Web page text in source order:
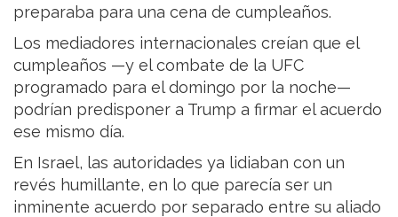
preparaba para una cena de cumpleaños.
Los mediadores internacionales creían que el
cumpleaños —y el combate de la UFC
programado para el domingo por la noche—
podrían predisponer a Trump a firmar el acuerdo
ese mismo día.
En Israel, las autoridades ya lidiaban con un
revés humillante, en lo que parecía ser un
inminente acuerdo por separado entre su aliado